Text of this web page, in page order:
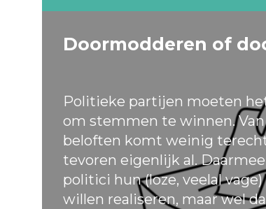
Doormodderen of
Politieke partijen moeten
om stemmen te winnen.
beloften komt weinig
tevoren eigenlijk al.
politici hun (loze, veelal
willen realiseren, maar wel